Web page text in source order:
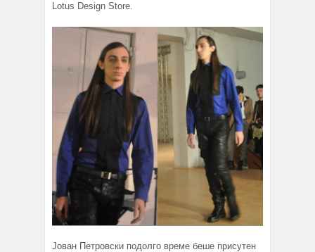
Lotus Design Store.
Јован Петровски подолго време беше присутен